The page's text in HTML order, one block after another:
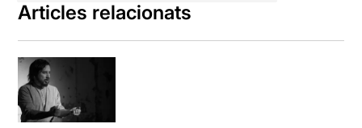
Articles relacionats